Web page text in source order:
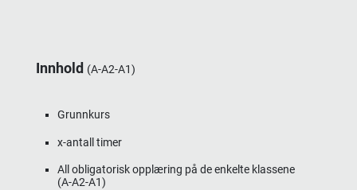
Innhold (A-A2-A1)
Grunnkurs
x-antall timer
All obligatorisk opplæring på de enkelte klassene
(A-A2-A1)